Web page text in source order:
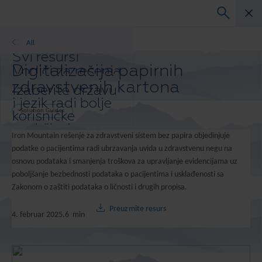
Svi resursi
Vodiči za rešenja
Infografika
All
Izaberite državu
i jezik radi bolje
korisničke
podrške i
prilagođenog
sadržaja.
Izabrana država
i jezik:
Asia-Pacific and India
Europe and Southern Africa
Latin America
North America
Solution Guides
Digitalizacija papirnih
zdravstvenih kartona
Solution Guides
Iron Mountain rešenje za zdravstveni sistem bez papira objedinjuje
podatke o pacijentima radi ubrzavanja uvida u zdravstvenu negu na
osnovu podataka i smanjenja troškova za upravljanje evidencijama uz
poboljšanje bezbednosti podataka o pacijentima i usklađenosti sa
Zakonom o zaštiti podataka o ličnosti i drugih propisa.
4. februar 2025. 6 min
Preuzmite resurs